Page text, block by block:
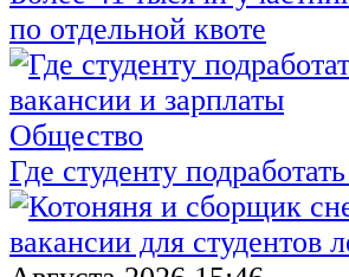
по отдельной квоте
Общество
Где студенту